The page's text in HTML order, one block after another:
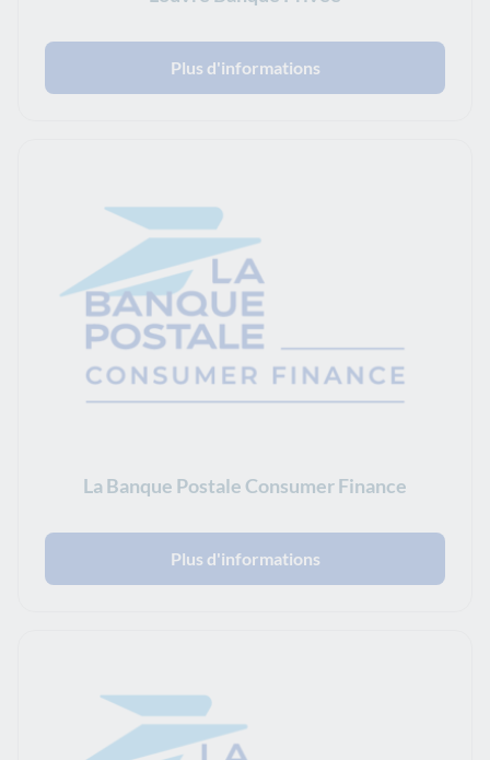
Plus d'informations
La Banque Postale Consumer Finance
Plus d'informations